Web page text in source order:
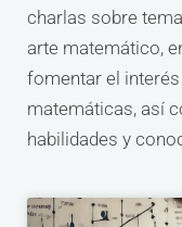
charlas sobre
arte matemático,
fomentar el
matemáticas, así
habilidades y